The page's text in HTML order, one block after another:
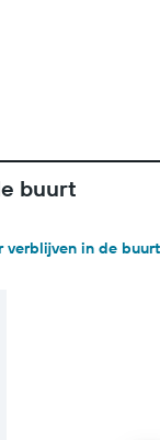
buurt
verblijven in de buurt